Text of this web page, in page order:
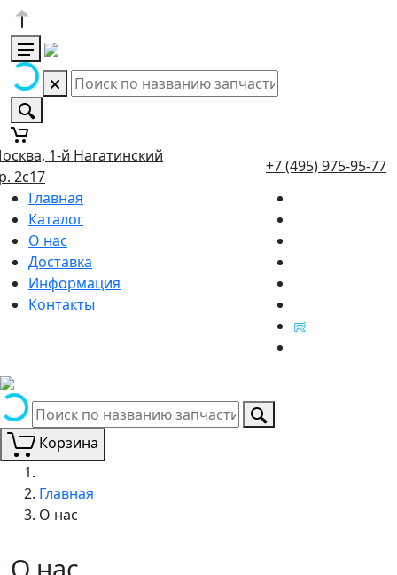
1-й Нагатинский
2с17
+7 (495) 975-95-77
Главная
Каталог
О нас
Доставка
Информация
Контакты
Корзина
Главная
О нас